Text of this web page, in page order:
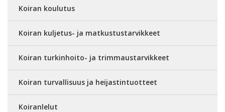
Koiran koulutus
Koiran kuljetus- ja matkustustarvikkeet
Koiran turkinhoito- ja trimmaustarvikkeet
Koiran turvallisuus ja heijastintuotteet
Koiranlelut